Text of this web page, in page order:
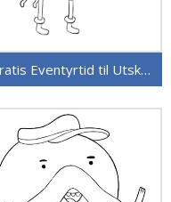
Gratis Eventyrtid til Utskrift